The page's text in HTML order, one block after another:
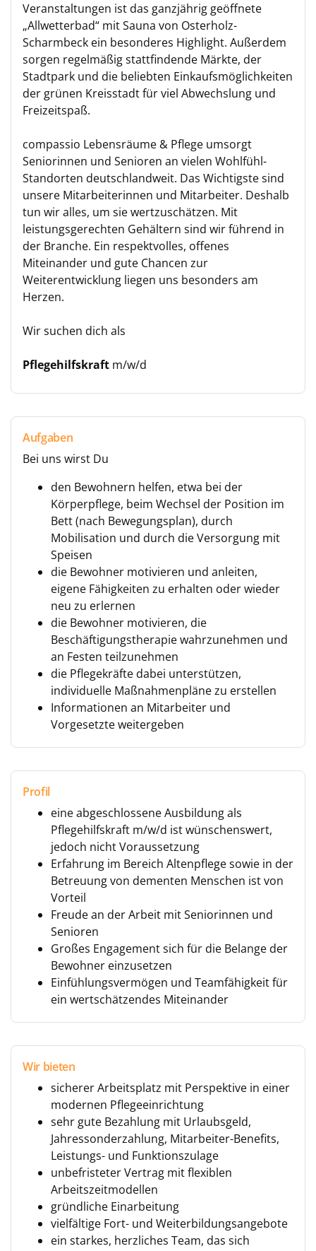
Veranstaltungen ist das ganzjährig geöffnete
„Allwetterbad“ mit Sauna von Osterholz-
Scharmbeck ein besonderes Highlight. Außerdem
sorgen regelmäßig stattfindende Märkte, der
Stadtpark und die beliebten Einkaufsmöglichkeiten
der grünen Kreisstadt für viel Abwechslung und
Freizeitspaß.
compassio Lebensräume & Pflege umsorgt
Seniorinnen und Senioren an vielen Wohlfühl-
Standorten deutschlandweit. Das Wichtigste sind
unsere Mitarbeiterinnen und Mitarbeiter. Deshalb
tun wir alles, um sie wertzuschätzen. Mit
leistungsgerechten Gehältern sind wir führend in
der Branche. Ein respektvolles, offenes
Miteinander und gute Chancen zur
Weiterentwicklung liegen uns besonders am
Herzen.
Wir suchen dich als
Pflegehilfskraft m/w/d
Aufgaben
Bei uns wirst Du
den Bewohnern helfen, etwa bei der
Körperpflege, beim Wechsel der Position im
Bett (nach Bewegungsplan), durch
Mobilisation und durch die Versorgung mit
Speisen
die Bewohner motivieren und anleiten,
eigene Fähigkeiten zu erhalten oder wieder
neu zu erlernen
die Bewohner motivieren, die
Beschäftigungstherapie wahrzunehmen und
an Festen teilzunehmen
die Pflegekräfte dabei unterstützen,
individuelle Maßnahmenpläne zu erstellen
Informationen an Mitarbeiter und
Vorgesetzte weitergeben
Profil
eine abgeschlossene Ausbildung als
Pflegehilfskraft m/w/d ist wünschenswert,
jedoch nicht Voraussetzung
Erfahrung im Bereich Altenpflege sowie in der
Betreuung von dementen Menschen ist von
Vorteil
Freude an der Arbeit mit Seniorinnen und
Senioren
Großes Engagement sich für die Belange der
Bewohner einzusetzen
Einfühlungsvermögen und Teamfähigkeit für
ein wertschätzendes Miteinander
Wir bieten
sicherer Arbeitsplatz mit Perspektive in einer
modernen Pflegeeinrichtung
sehr gute Bezahlung mit Urlaubsgeld,
Jahressonderzahlung, Mitarbeiter-Benefits,
Leistungs- und Funktionszulage
unbefristeter Vertrag mit flexiblen
Arbeitszeitmodellen
gründliche Einarbeitung
vielfältige Fort- und Weiterbildungsangebote
ein starkes, herzliches Team, das sich